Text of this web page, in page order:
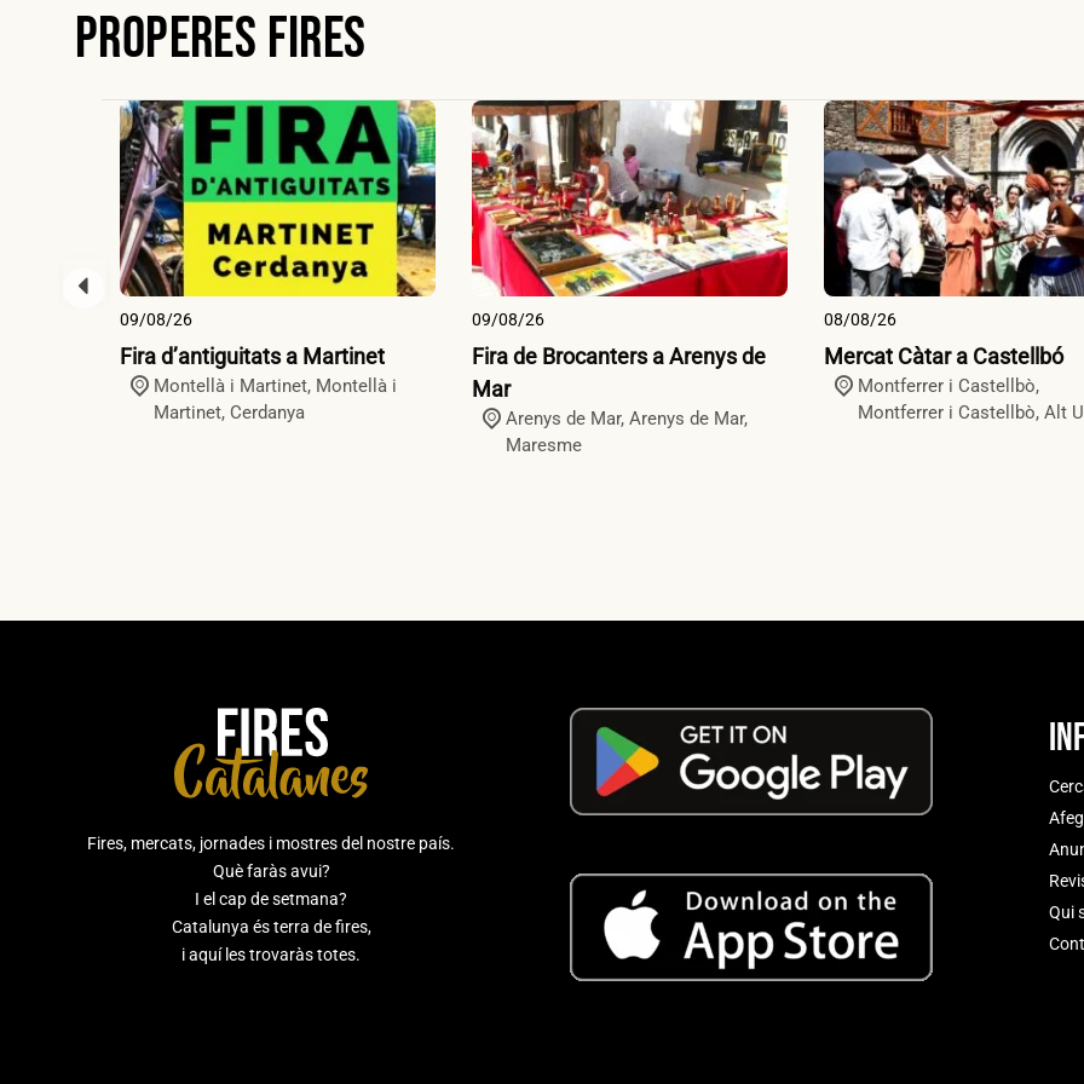
Properes Fires
09/08/26
Fira d’antiguitats a Martinet
Montellà i Martinet, Montellà i
Martinet, Cerdanya
09/08/26
Fira de Brocanters a Arenys de
Mar
Arenys de Mar, Arenys de Mar,
Maresme
08/08/26
Mercat Càtar a Castellbó
Montferrer i Castellbò,
Montferrer i Castellbò, Alt
Fires, mercats, jornades i mostres del nostre país.
Què faràs avui?
I el cap de setmana?
Catalunya és terra de fires,
i aquí les trovaràs totes.
Qui